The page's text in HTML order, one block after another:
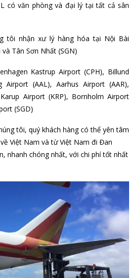
có văn phòng và đại lý tại tất cả sân
tôi nhận xư lý hàng hóa tại Nội Bài
Tân Sơn Nhất (SGN)
Kastrup Airport (CPH), Billund
Airport (AAL), Aarhus Airport (AAR),
Airport (KRP), Bornholm Airport
(SGD)
tôi, quý khách hàng có thể yên tâm
Việt Nam và từ Việt Nam đi Đan
nhanh chóng nhất, với chi phí tốt nhất